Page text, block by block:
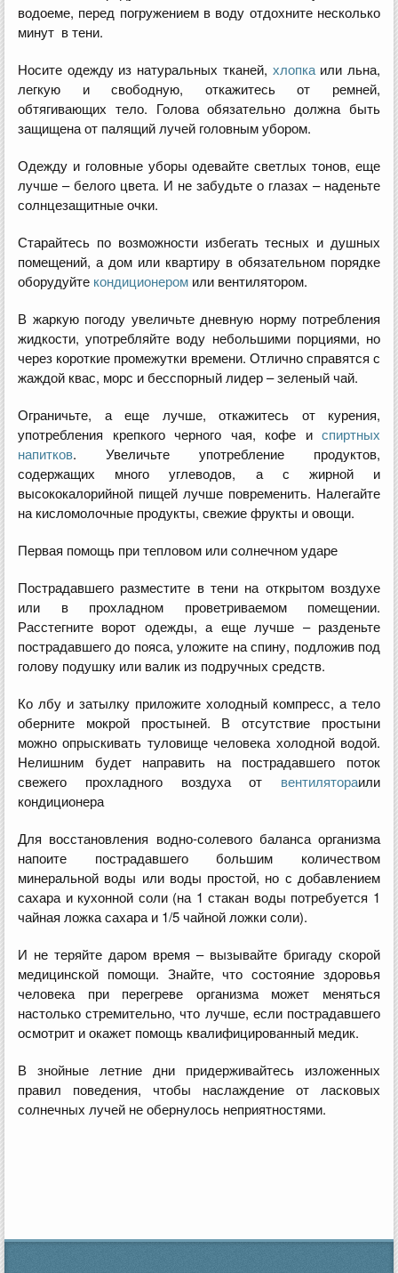
водоеме, перед погружением в воду отдохните несколько
минут в тени.
Носите одежду из натуральных тканей, хлопкаили льна,
легкую и свободную, откажитесь от ремней,
обтягивающих тело. Голова обязательно должна быть
защищена от палящий лучей головным убором.
Одежду и головные уборы одевайте светлых тонов, еще
лучше – белого цвета. И не забудьте о глазах – наденьте
солнцезащитные очки.
Старайтесь по возможности избегать тесных и душных
помещений, а дом или квартиру в обязательном порядке
оборудуйте кондиционером или вентилятором.
В жаркую погоду увеличьте дневную норму потребления
жидкости, употребляйте воду небольшими порциями, но
через короткие промежутки времени. Отлично справятся с
жаждой квас, морс и бесспорный лидер – зеленый чай.
Ограничьте, а еще лучше, откажитесь от курения,
употребления крепкого черного чая, кофе и спиртных
напитков. Увеличьте употребление продуктов,
содержащих много углеводов, а с жирной и
высококалорийной пищей лучше повременить. Налегайте
на кисломолочные продукты, свежие фрукты и овощи.
Первая помощь при тепловом или солнечном ударе
Пострадавшего разместите в тени на открытом воздухе
или в прохладном проветриваемом помещении.
Расстегните ворот одежды, а еще лучше – разденьте
пострадавшего до пояса, уложите на спину, подложив под
голову подушку или валик из подручных средств.
Ко лбу и затылку приложите холодный компресс, а тело
оберните мокрой простыней. В отсутствие простыни
можно опрыскивать туловище человека холодной водой.
Нелишним будет направить на пострадавшего поток
свежего прохладного воздуха от вентилятораили
кондиционера
Для восстановления водно-солевого баланса организма
напоите пострадавшего большим количеством
минеральной воды или воды простой, но с добавлением
сахара и кухонной соли (на 1 стакан воды потребуется 1
чайная ложка сахара и 1/5 чайной ложки соли).
И не теряйте даром время – вызывайте бригаду скорой
медицинской помощи. Знайте, что состояние здоровья
человека при перегреве организма может меняться
настолько стремительно, что лучше, если пострадавшего
осмотрит и окажет помощь квалифицированный медик.
В знойные летние дни придерживайтесь изложенных
правил поведения, чтобы наслаждение от ласковых
солнечных лучей не обернулось неприятностями.